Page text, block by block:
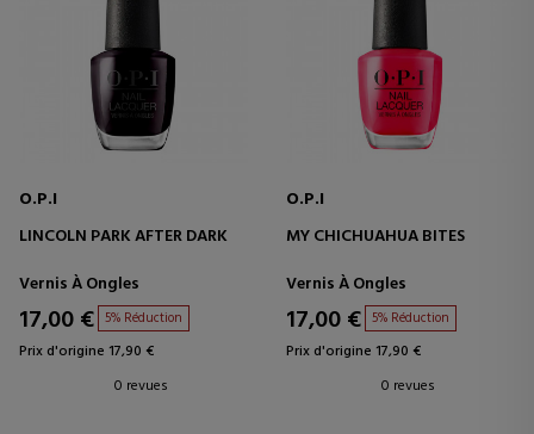
O.P.I
LINCOLN PARK AFTER DARK
Vernis À Ongles
17,00 € 5% Réduction
Prix d'origine 17,90 €
0 revues
O.P.I
MY CHICHUAHUA BITES
Vernis À Ongles
17,00 € 5% Réduction
Prix d'origine 17,90 €
0 revues